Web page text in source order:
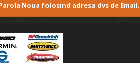
Noua folosind adresa dvs de Email.